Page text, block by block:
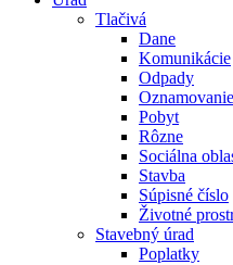
Tlačivá
Dane
Komunikácie
Odpady
Pobyt
Rôzne
Sociálna
Stavba
Súpisné číslo
Životné
Stavebný úrad
Poplatky